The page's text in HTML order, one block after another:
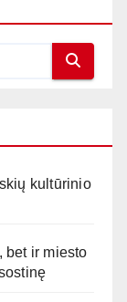
kultūrinio
bet ir miesto